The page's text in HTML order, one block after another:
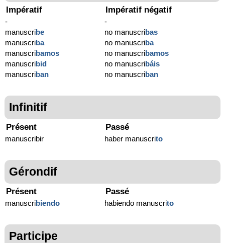
Impératif
-
manuscribe
manuscriba
manuscribamos
manuscribid
manuscriban
Impératif négatif
-
no manuscribas
no manuscriba
no manuscribamos
no manuscribáis
no manuscriban
Infinitif
Présent
manuscribir
Passé
haber manuscrito
Gérondif
Présent
manuscribiendo
Passé
habiendo manuscrito
Participe